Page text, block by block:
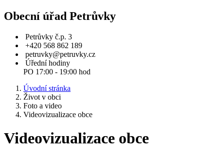
Obecní úřad Petrůvky
Petrůvky č.p. 3
+420 568 862 189
petruvky@petruvky.cz
Úřední hodiny
PO 17:00 - 19:00 hod
Úvodní stránka
Život v obci
Foto a video
Videovizualizace obce
Videovizualizace obce